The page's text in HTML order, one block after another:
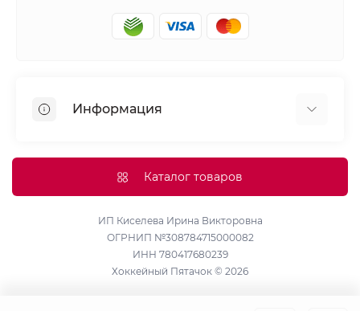
Информация
Доставка
Политика конфиденциальности и обработки
персональных данных
Каталог товаров
ИП Киселева Ирина Викторовна
ОГРНИП №308784715000082
ИНН 780417680239
Хоккейный Пятачок © 2026